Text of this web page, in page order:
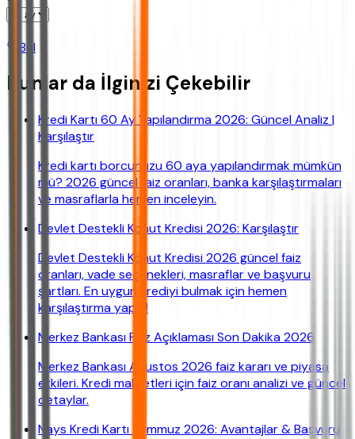
Bul
Bunlar da İlginizi Çekebilir
Kredi Kartı 60 Ay Yapılandırma 2026: Güncel Analiz |
Karşılaştır
Kredi kartı borcunuzu 60 aya yapılandırmak mümkün
mü? 2026 güncel faiz oranları, banka karşılaştırmaları
ve masraflarla hemen inceleyin.
Devlet Destekli Konut Kredisi 2026: Karşılaştır
Devlet Destekli Konut Kredisi 2026 güncel faiz
oranları, vade seçenekleri, masraflar ve başvuru
şartları. En uygun krediyi bulmak için hemen
karşılaştırma yapın!
Merkez Bankası Faiz Açıklaması Son Dakika 2026
Merkez Bankası Ağustos 2026 faiz kararı ve piyasa
etkileri. Kredi maliyetleri için faiz oranı analizi ve güncel
detaylar.
Nays Kredi Kartı Temmuz 2026: Avantajlar & Başvuru